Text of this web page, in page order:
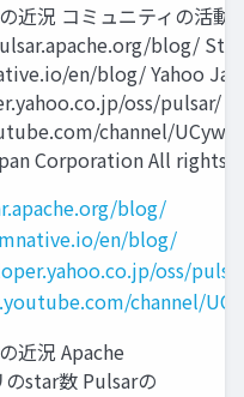
近況 コミュニティの活動
blog/
en/blog/ Yahoo
oss/pulsar/ •
channel/
Corporation All rights
blog/
en/blog/
oss/
channel/
近況 Apache
star数 Pulsarの